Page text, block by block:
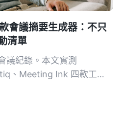
會議摘要生成器：不只
清單
議紀錄。本文實測
、Meeting Ink 四款工